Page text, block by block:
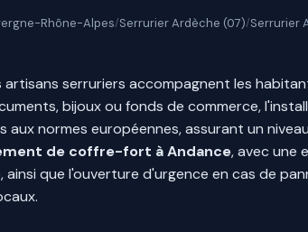
Rhône-Alpes/Serrurier Ardèche (07)/Serrurier
serruriers accompagnent les
bijoux ou fonds de commerce,
normes européennes, assurant un
de coffre-fort à Andance, avec une
ainsi que l'ouverture d'urgence en cas de